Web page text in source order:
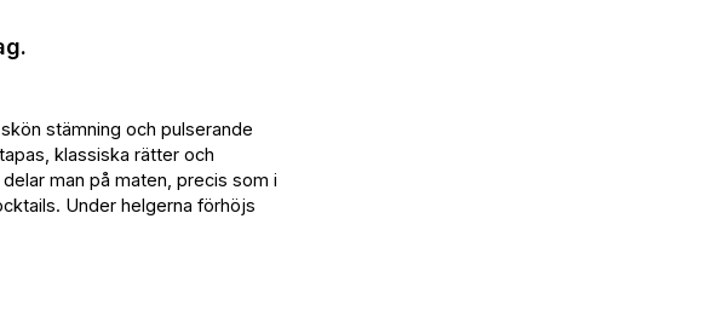
stämning och pulserande
klassiska rätter och
man på maten, precis som i
Under helgerna förhöjs